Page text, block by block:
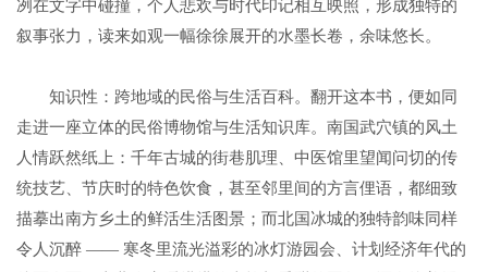
冽在文字中碰撞，个人悲欢与时代印记相互映照，形成独特的
叙事张力，读来如观一幅徐徐展开的水墨长卷，余味悠长。
知识性：跨地域的民俗与生活百科。翻开这本书，便如同
走进一座立体的民俗博物馆与生活知识库。南国武穴镇的风土
人情跃然纸上：千年古城的街巷肌理、中医馆里望闻问切的传
统技艺、节庆时的特色饮食，甚至邻里间的方言俚语，都细致
描摹出南方乡土的鲜活生活图景；而北国冰城的独特韵味同样
令人沉醉 —— 寒冬里流光溢彩的冰灯游园会、计划经济年代的